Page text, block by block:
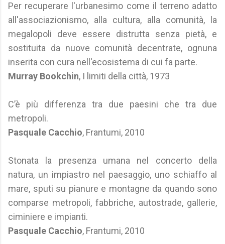
Per recuperare l'urbanesimo come il terreno adatto
all'associazionismo, alla cultura, alla comunità, la
megalopoli deve essere distrutta senza pietà, e
sostituita da nuove comunità decentrate, ognuna
inserita con cura nell'ecosistema di cui fa parte.
Murray Bookchin, I limiti della città, 1973
C’è più differenza tra due paesini che tra due
metropoli.
Pasquale Cacchio, Frantumi, 2010
Stonata la presenza umana nel concerto della
natura, un impiastro nel paesaggio, uno schiaffo al
mare, sputi su pianure e montagne da quando sono
comparse metropoli, fabbriche, autostrade, gallerie,
ciminiere e impianti.
Pasquale Cacchio, Frantumi, 2010